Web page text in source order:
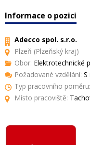
Informace o pozici
Adecco spol. s.r.o.
Plzeň (Plzeňský kraj)
Obor: Elektrotechnické
Požadované vzdělání: S
Typ pracovního poměru:
Místo pracoviště: